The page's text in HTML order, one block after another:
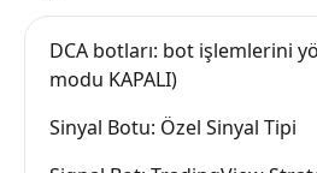
DCA botları: bot işlemlerini
modu KAPALI)
Sinyal Botu: Özel Sinyal Tipi